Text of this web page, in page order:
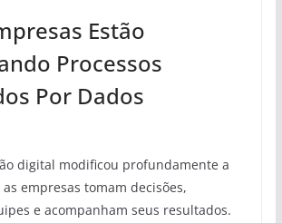
Estão
Processos
Por Dados
digital modificou profundamente a
empresas tomam decisões,
e acompanham seus resultados.